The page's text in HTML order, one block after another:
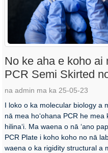
No ke aha e koho ai
PCR Semi Skirted no
na admin ma ka 25-05-23
I loko o ka molecular biology a
nā mea hoʻohana PCR he mea
hilinaʻi. Ma waena o nā ʻano
PCR Plate i koho koho no nā
waena o ka rigidity structural a